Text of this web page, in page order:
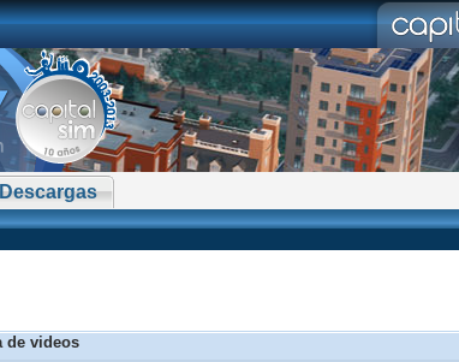
Descargas
de videos